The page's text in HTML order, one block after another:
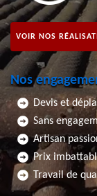
VOIR NOS
Nos
Devis et
Sans
Artisan
Prix
Travail de